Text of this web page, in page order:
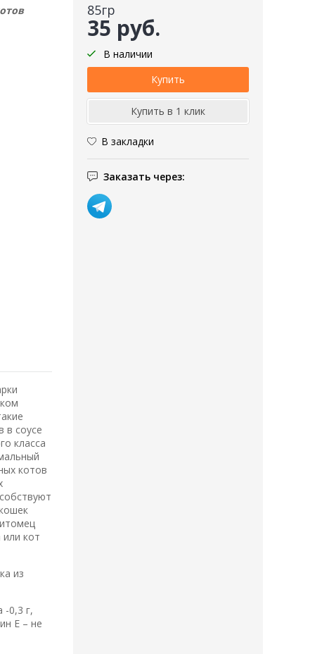
85гр
35 руб.
В наличии
В закладки
Заказать через:
в соусе
класса
котов
кот
из
-0,3 г,
Е – не